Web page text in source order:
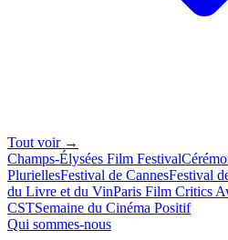
Tout voir →
Champs-Élysées Film Festival
PluriellesFestival de CannesFestival
du Livre et du VinParis Film Critics
CSTSemaine du Cinéma Positif
Qui sommes-nous